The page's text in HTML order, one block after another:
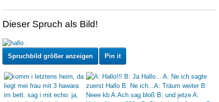
Dieser Spruch als Bild!
Spruchbild größer anzeigen Pin it